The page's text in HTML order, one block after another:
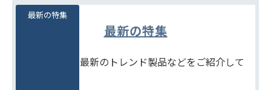
最新の特集
季節商品や、最新のトレンド製品などをご紹介して
最新の特集